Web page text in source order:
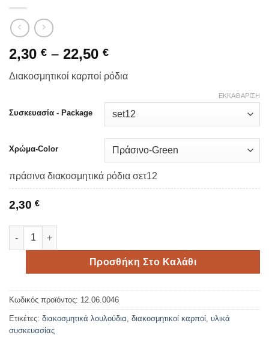
2,30 € – 22,50 €Price
range:
2,30 €
22,50 €
Διακοσμητικοί καρποί ρόδια
Συσκευασία - Package
Χρώμα-Color
ΕΚΚΑΘΆΡΙΣΗ
πράσινα διακοσμητικά ρόδια σετ12
2,30 €
Διακοσμητικοί καρποί - πορτοκαλί και πράσινα ρόδια 2cm
Προσθήκη Στο Καλάθι
Κωδικός προϊόντος: 12.06.0046
Ετικέτες: διακοσμητικά λουλούδια, διακοσμητικοί καρποί, υλικά
συσκευασίας